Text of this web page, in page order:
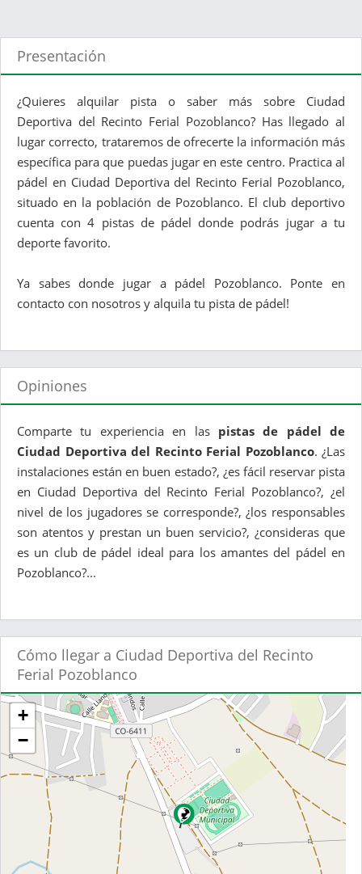
Presentación
¿Quieres alquilar pista o saber más sobre Ciudad
Deportiva del Recinto Ferial Pozoblanco? Has llegado al
lugar correcto, trataremos de ofrecerte la información más
específica para que puedas jugar en este centro. Practica al
pádel en Ciudad Deportiva del Recinto Ferial Pozoblanco,
situado en la población de Pozoblanco. El club deportivo
cuenta con 4 pistas de pádel donde podrás jugar a tu
deporte favorito.
Ya sabes donde jugar a pádel Pozoblanco. Ponte en
contacto con nosotros y alquila tu pista de pádel!
Opiniones
Comparte tu experiencia en las pistas de pádel de
Ciudad Deportiva del Recinto Ferial Pozoblanco. ¿Las
instalaciones están en buen estado?, ¿es fácil reservar pista
en Ciudad Deportiva del Recinto Ferial Pozoblanco?, ¿el
nivel de los jugadores se corresponde?, ¿los responsables
son atentos y prestan un buen servicio?, ¿consideras que
es un club de pádel ideal para los amantes del pádel en
Pozoblanco?...
Cómo llegar a Ciudad Deportiva del Recinto
Ferial Pozoblanco
+
−